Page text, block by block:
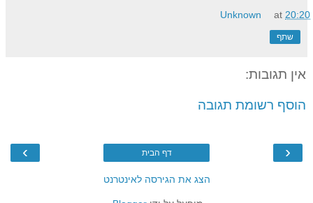
Unknown at20:20
שתף
אין תגובות:
הוסף רשומת תגובה
‹
› דף הבית
הצג את הגירסה לאינטרנט